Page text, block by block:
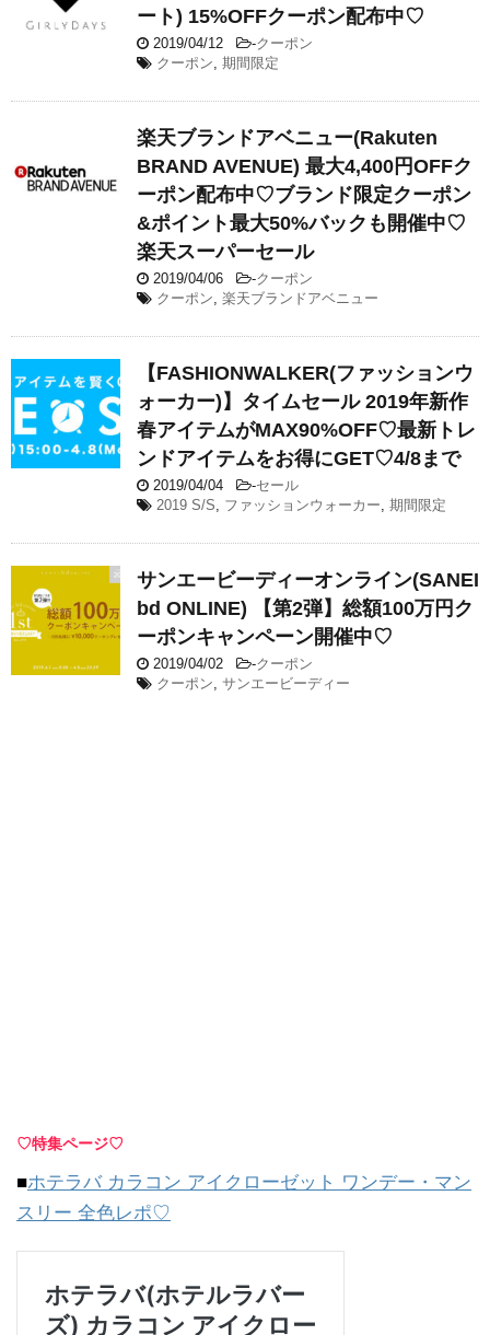
ート) 15%OFFクーポン配布中♡
2019/04/12 -クーポン
クーポン 期間限定
楽天ブランドアベニュー(Rakuten
BRAND AVENUE) 最大4,400円OFFク
ーポン配布中♡ブランド限定クーポン
&ポイント最大50%バックも開催中♡
楽天スーパーセール
2019/04/06 -クーポン
クーポン 楽天ブランドアベニュー
【FASHIONWALKER(ファッションウ
ォーカー)】タイムセール 2019年新作
春アイテムがMAX90%OFF♡最新トレ
ンドアイテムをお得にGET♡4/8まで
2019/04/04 -セール
2019 S/S
ファッションウォーカー 期間限定
サンエービーディーオンライン(SANEI
bd ONLINE) 【第2弾】総額100万円ク
ーポンキャンペーン開催中♡
2019/04/02 -クーポン
クーポン サンエービーディー
♡特集ページ♡
■ホテラバ カラコン アイクローゼット ワンデー・マン
スリー 全色レポ♡